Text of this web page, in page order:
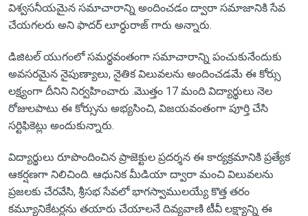
విశ్వసనీయమైన సమాచారాన్ని అందించడం ద్వారా సమాజానికి సేవ
చేయగలరు అని ఫాదర్ లూర్ధురాజ్ గారు అన్నారు.
డిజిటల్ యుగంలో సమర్థవంతంగా సమాచారాన్ని పంచుకునేందుకు
అవసరమైన నైపుణ్యాలు, నైతిక విలువలను అందించడమే ఈ కోర్సు
లక్ష్యంగా దీనిని నిర్వహించారు .మొత్తం 17 మంది విద్యార్థులు నెల
రోజులపాటు ఈ కోర్సును అభ్యసించి, విజయవంతంగా పూర్తి చేసి
సర్టిఫికెట్లు అందుకున్నారు.
విద్యార్థులు రూపొందించిన ప్రాజెక్టుల ప్రదర్శన ఈ కార్యక్రమానికి ప్రత్యేక
ఆకర్షణగా నిలిచింది. ఆధునిక మీడియా ద్వారా మంచి విలువలను
ప్రజలకు చేరవేసి, శ్రీసభ సేవలో భాగస్వాములయ్యే కొత్త తరం
కమ్యూనికేటర్లను తయారు చేయాలనే దివ్యవాణి టీవీ లక్ష్యాన్ని ఈ